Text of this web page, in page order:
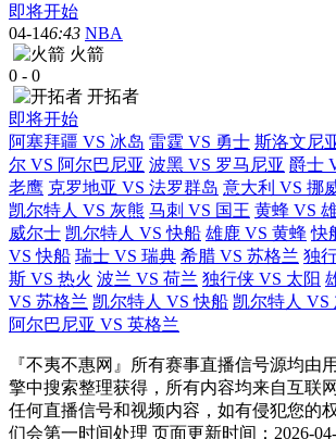
即将开始
04-146:43 NBA
火箭
0 - 0
开拓者
即将开始
阿塞拜疆 VS 冰岛 雷霆 VS 勇士 斯洛文尼
尔 VS 阿尔巴尼亚 波黑 VS 罗马尼亚 爵士
老鹰 克罗地亚 VS 法罗群岛 意大利 VS 挪
凯尔特人 VS 灰熊 马刺 VS 国王 黄蜂 VS
威尔士 凯尔特人 VS 快船 雄鹿 VS 黄蜂 快
VS 快船 瑞士 VS 瑞典 希腊 VS 苏格兰 独
斯 VS 热火 波兰 VS 荷兰 独行侠 VS 太阳
VS 苏格兰 凯尔特人 VS 快船 凯尔特人 VS
阿尔巴尼亚 VS 英格兰
『不夷不惠网』所有赛事直播信号源均由
擎中搜索整理获得，所有内容均来自互联
任何直播信号和视频内容，如有侵犯您的
们会第一时间处理 页面更新时间：2026-